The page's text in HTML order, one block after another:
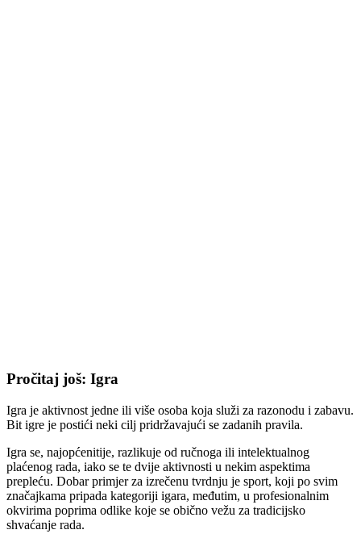
Pročitaj još: Igra
Igra je aktivnost jedne ili više osoba koja služi za razonodu i zabavu.
Bit igre je postići neki cilj pridržavajući se zadanih pravila.
Igra se, najopćenitije, razlikuje od ručnoga ili intelektualnog
plaćenog rada, iako se te dvije aktivnosti u nekim aspektima
prepleću. Dobar primjer za izrečenu tvrdnju je sport, koji po svim
značajkama pripada kategoriji igara, međutim, u profesionalnim
okvirima poprima odlike koje se obično vežu za tradicijsko
shvaćanje rada.